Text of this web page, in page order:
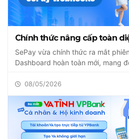
Chính thức nâng cấp toàn
SePay vừa chính thức ra mắt
Dashboard hoàn toàn mới, mang
08/05/2026